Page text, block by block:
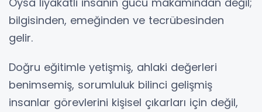
bilgisinden, emeğinden ve tecrübesinden
gelir.
Doğru eğitimle yetişmiş, ahlaki değerleri
benimsemiş, sorumluluk bilinci gelişmiş
insanlar görevlerini kişisel çıkarları için değil,